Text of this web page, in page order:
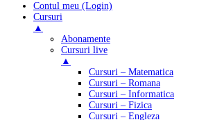
Contul meu (Login)
Cursuri
▲
Abonamente
Cursuri live
▲
Cursuri – Matematica
Cursuri – Romana
Cursuri – Informatica
Cursuri – Fizica
Cursuri – Engleza